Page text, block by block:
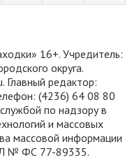
16+. Учредитель:
округа.
Главный редактор:
(4236) 64 08 80
по надзору в
и массовых
массовой информации
№ ФС 77-89335.